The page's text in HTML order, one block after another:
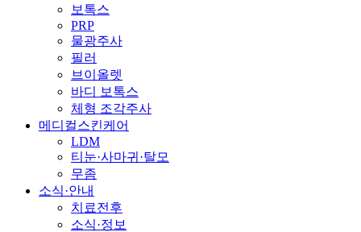
보톡스
PRP
물광주사
필러
브이올렛
바디 보톡스
체형 조각주사
메디컬스킨케어
LDM
티눈·사마귀·탈모
무좀
소식·안내
치료전후
소식·정보